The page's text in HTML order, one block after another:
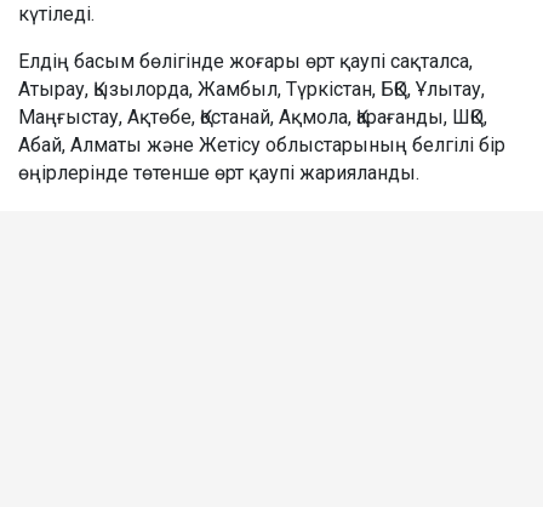
күтіледі.
Елдің басым бөлігінде жоғары өрт қаупі сақталса,
Атырау, Қызылорда, Жамбыл, Түркістан, БҚО, Ұлытау,
Маңғыстау, Ақтөбе, Қостанай, Ақмола, Қарағанды, ШҚО,
Абай, Алматы және Жетісу облыстарының белгілі бір
өңірлерінде төтенше өрт қаупі жарияланды.